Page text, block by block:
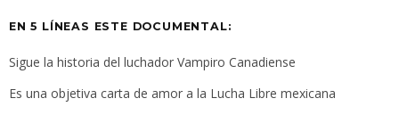
EN 5 LÍNEAS ESTE DOCUMENTAL:
Sigue la historia del luchador Vampiro Canadiense
Es una objetiva carta de amor a la Lucha Libre mexicana